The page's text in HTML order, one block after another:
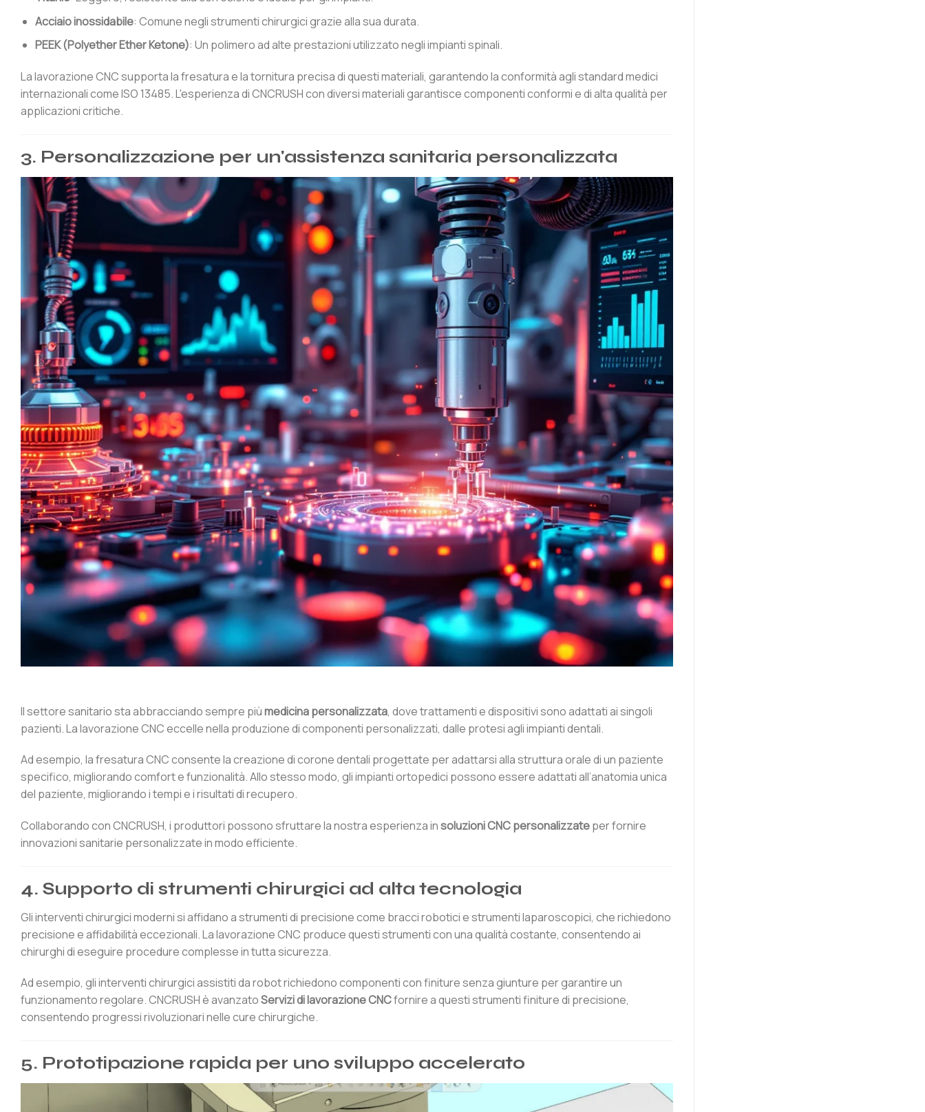
Acciaio inossidabile: Comune negli strumenti chirurgici grazie alla sua durata.
PEEK (Polyether Ether Ketone): Un polimero ad alte prestazioni utilizzato negli impianti spinali.
La lavorazione CNC supporta la fresatura e la tornitura precisa di questi materiali, garantendo la conformità agli standard medici
internazionali come ISO 13485. L'esperienza di CNCRUSH con diversi materiali garantisce componenti conformi e di alta qualità per
applicazioni critiche.
3. Personalizzazione per un'assistenza sanitaria personalizzata
Il settore sanitario sta abbracciando sempre piùmedicina personalizzata, dove trattamenti e dispositivi sono adattati ai singoli
pazienti. La lavorazione CNC eccelle nella produzione di componenti personalizzati, dalle protesi agli impianti dentali.
Ad esempio, la fresatura CNC consente la creazione di corone dentali progettate per adattarsi alla struttura orale di un paziente
specifico, migliorando comfort e funzionalità. Allo stesso modo, gli impianti ortopedici possono essere adattati all’anatomia unica
del paziente, migliorando i tempi e i risultati di recupero.
Collaborando con CNCRUSH, i produttori possono sfruttare la nostra esperienza insoluzioni CNC personalizzateper fornire
innovazioni sanitarie personalizzate in modo efficiente.
4. Supporto di strumenti chirurgici ad alta tecnologia
Gli interventi chirurgici moderni si affidano a strumenti di precisione come bracci robotici e strumenti laparoscopici, che richiedono
precisione e affidabilità eccezionali. La lavorazione CNC produce questi strumenti con una qualità costante, consentendo ai
chirurghi di eseguire procedure complesse in tutta sicurezza.
Ad esempio, gli interventi chirurgici assistiti da robot richiedono componenti con finiture senza giunture per garantire un
funzionamento regolare. CNCRUSH è avanzatoServizi di lavorazione CNCfornire a questi strumenti finiture di precisione,
consentendo progressi rivoluzionari nelle cure chirurgiche.
5. Prototipazione rapida per uno sviluppo accelerato